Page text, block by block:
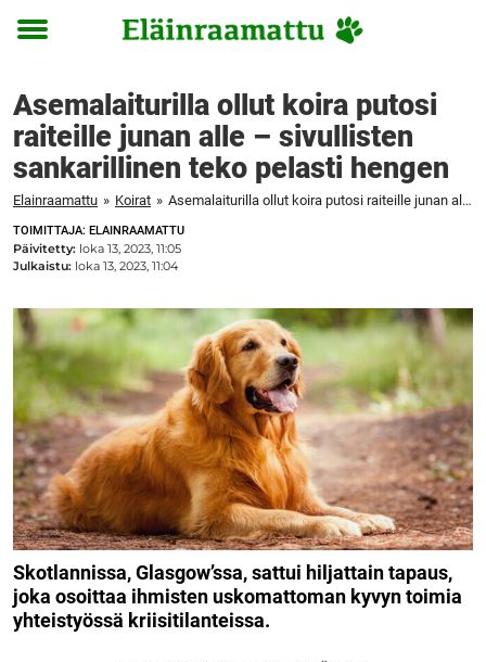
Toggle
Asemalaiturilla ollut koira putosi
raiteille junan alle – sivullisten
sankarillinen teko pelasti hengen
Elainraamattu » Koirat » Asemalaiturilla ollut koira putosi raiteille junan alle – sivullisten sankarillinen teko pelasti hengen
TOIMITTAJA: ELAINRAAMATTU
Päivitetty: loka 13, 2023, 11:05
Julkaistu: loka 13, 2023, 11:04
Skotlannissa, Glasgow’ssa, sattui hiljattain tapaus,
joka osoittaa ihmisten uskomattoman kyvyn toimia
yhteistyössä kriisitilanteissa.